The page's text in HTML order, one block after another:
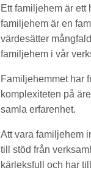
Ett familjehem är ett
familjehem är en
värdesätter
familjehem i vår
Familjehemmet har
komplexiteten på
samla erfarenhet.
Att vara familjehem
till stöd från
kärleksfull och har